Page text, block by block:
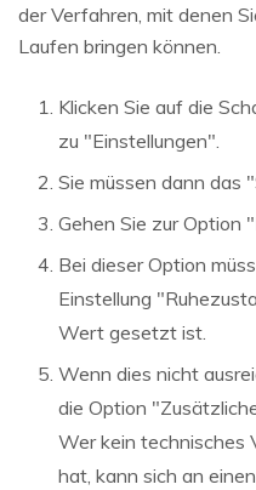
der Verfahren, mit denen
Laufen bringen können.
Klicken Sie auf die
zu "Einstellungen".
Sie müssen dann das
Gehen Sie zur Option
Bei dieser Option
Einstellung
Wert gesetzt ist.
Wenn dies nicht
die Option
Wer kein technisches
hat, kann sich an